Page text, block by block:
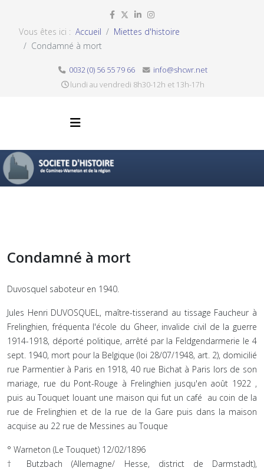
Vous êtes ici : Accueil
Miettes d'histoire
Condamné à mort
0032 (0) 56 55 79 66
info@shcwr.net
lundi au vendredi 8h30-12h et 13h-17h
Condamné à mort
Duvosquel saboteur en 1940.
Jules Henri DUVOSQUEL, maître-tisserand au tissage Faucheur à
Frelinghien, fréquenta l'école du Gheer, invalide civil de la guerre
1914-1918, déporté politique, arrêté par la Feldgendarmerie le 4
sept. 1940, mort pour la Belgique (loi 28/07/1948, art. 2), domicilié
rue Parmentier à Paris en 1918, 40 rue Bichat à Paris lors de son
mariage, rue du Pont-Rouge à Frelinghien jusqu'en août 1922 ,
puis au Touquet louant une maison qui fut un café au coin de la
rue de Frelinghien et de la rue de la Gare puis dans la maison
acquise au 22 rue de Messines au Touque
° Warneton (Le Touquet) 12/02/1896
† Butzbach (Allemagne/ Hesse, district de Darmstadt),